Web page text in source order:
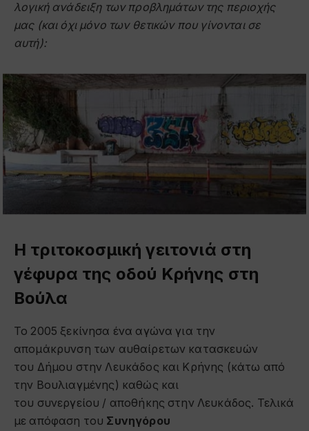
λογική ανάδειξη των προβλημάτων της περιοχής
μας (και όχι μόνο των θετικών που γίνονται σε
αυτή):
Η τριτοκοσμική γειτονιά στη
γέφυρα της οδού Κρήνης στη
Βούλα
Το 2005 ξεκίνησα ένα αγώνα για την
απομάκρυνση των αυθαίρετων κατασκευών
του Δήμου στην Λευκάδος και Κρήνης (κάτω από
την Βουλιαγμένης) καθώς και
του συνεργείου / αποθήκης στην Λευκάδος. Τελικά
με απόφαση του Συνηγόρου